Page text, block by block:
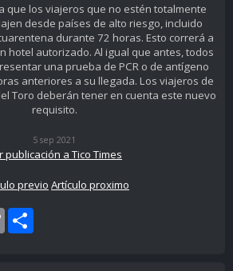
que los viajeros que no estén totalmente
desde países de alto riesgo, incluido
durante 72 horas. Esto correrá a
hotel autorizado. Al igual que antes, todos
una prueba de PCR o de antígeno
anteriores a su llegada. Los viajeros de
Toro deberán tener en cuenta este nuevo
requisito.
5 sep 2021
publicación a Tico Times
previo Artículo proximo
Copy
Link